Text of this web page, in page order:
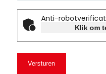
Anti-
Klik om